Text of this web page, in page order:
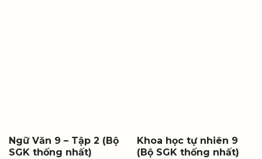
Ngữ Văn 9 – Tập 2 (Bộ
SGK thống nhất)
Khoa học tự nhiên 9
(Bộ SGK thống nhất)